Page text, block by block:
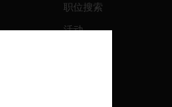
职位搜索
活动